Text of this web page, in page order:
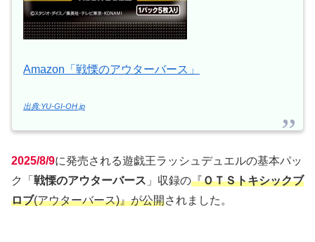
Amazon「戦慄のアウターバース」
出典:YU-GI-OH.jp
2025/8/9に発売される遊戯王ラッシュデュエルの基本パッ
ク「 戦慄のアウターバース 」収録の『ＯＴＳトキシックブ
ロブ(アウターバース)』が公開されました。